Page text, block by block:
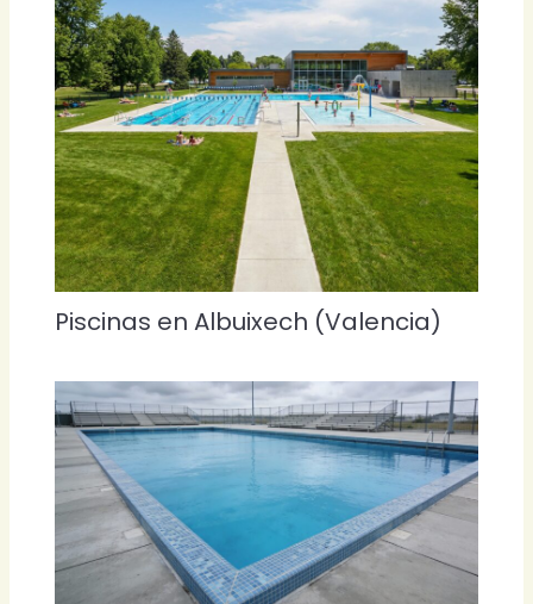
Piscinas en Albuixech (Valencia)